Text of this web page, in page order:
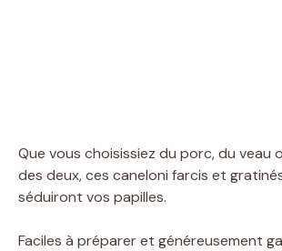
Que vous choisissiez du porc, du veau
des deux, ces caneloni farcis et
séduiront vos papilles.
Faciles à préparer et généreusement